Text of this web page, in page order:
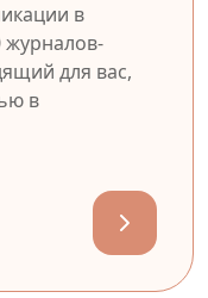
в
журналов-
для вас,
в